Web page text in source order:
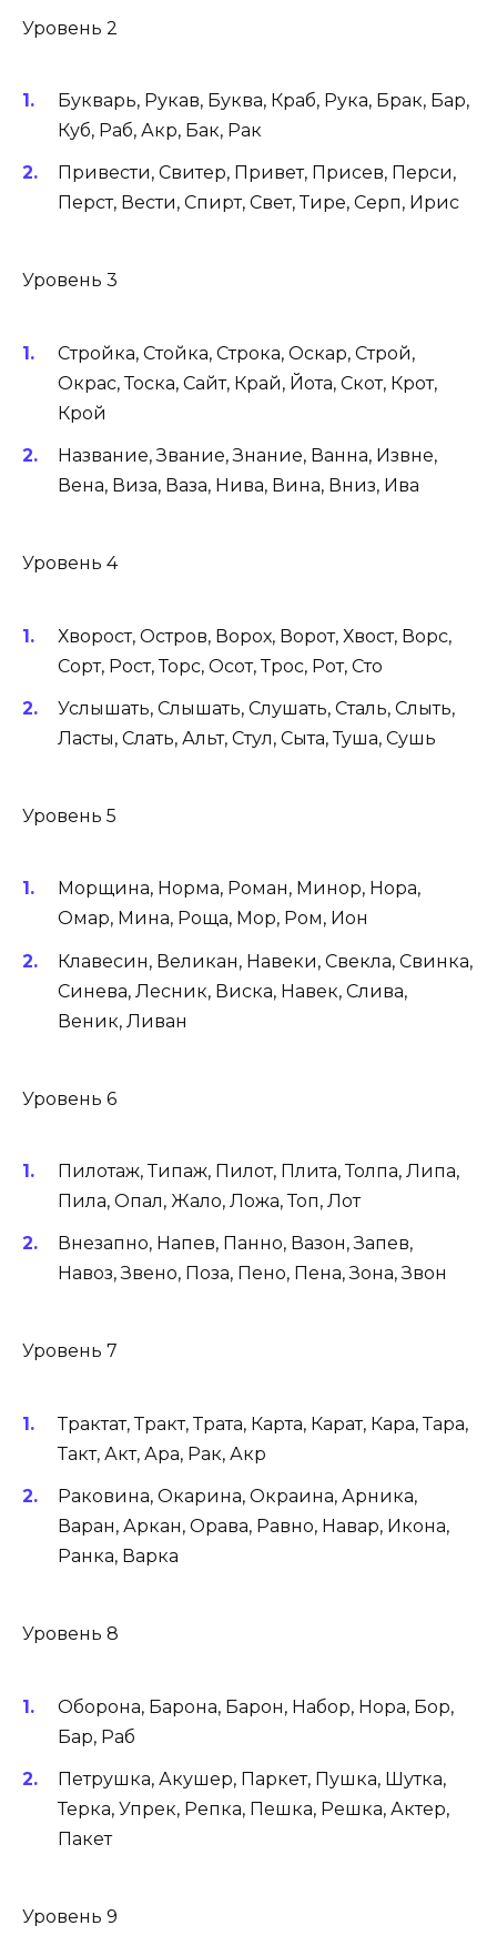
Уровень 2
Букварь, Рукав, Буква, Краб, Рука, Брак, Бар,
Куб, Раб, Акр, Бак, Рак
Привести, Свитер, Привет, Присев, Перси,
Перст, Вести, Спирт, Свет, Тире, Серп, Ирис
Уровень 3
Стройка, Стойка, Строка, Оскар, Строй,
Окрас, Тоска, Сайт, Край, Йота, Скот, Крот,
Крой
Название, Звание, Знание, Ванна, Извне,
Вена, Виза, Ваза, Нива, Вина, Вниз, Ива
Уровень 4
Хворост, Остров, Ворох, Ворот, Хвост, Ворс,
Сорт, Рост, Торс, Осот, Трос, Рот, Сто
Услышать, Слышать, Слушать, Сталь, Слыть,
Ласты, Слать, Альт, Стул, Сыта, Туша, Сушь
Уровень 5
Морщина, Норма, Роман, Минор, Нора,
Омар, Мина, Роща, Мор, Ром, Ион
Клавесин, Великан, Навеки, Свекла, Свинка,
Синева, Лесник, Виска, Навек, Слива,
Веник, Ливан
Уровень 6
Пилотаж, Типаж, Пилот, Плита, Толпа, Липа,
Пила, Опал, Жало, Ложа, Топ, Лот
Внезапно, Напев, Панно, Вазон, Запев,
Навоз, Звено, Поза, Пено, Пена, Зона, Звон
Уровень 7
Трактат, Тракт, Трата, Карта, Карат, Кара, Тара,
Такт, Акт, Ара, Рак, Акр
Раковина, Окарина, Окраина, Арника,
Варан, Аркан, Орава, Равно, Навар, Икона,
Ранка, Варка
Уровень 8
Оборона, Барона, Барон, Набор, Нора, Бор,
Бар, Раб
Петрушка, Акушер, Паркет, Пушка, Шутка,
Терка, Упрек, Репка, Пешка, Решка, Актер,
Пакет
Уровень 9